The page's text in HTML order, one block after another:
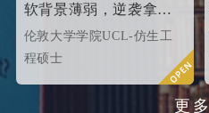
软背景薄弱，逆袭拿下
UCL伦敦大学学院
offer！
伦敦大学学院UCL-仿生工
程硕士
更多